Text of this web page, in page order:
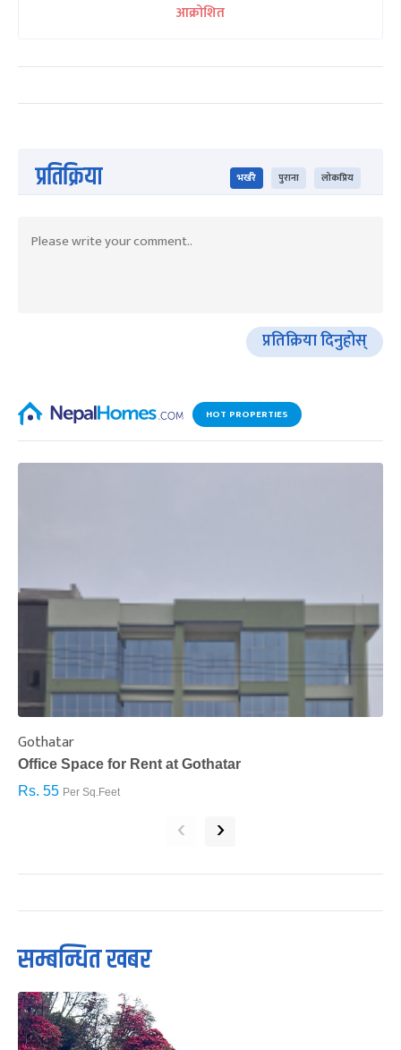
आक्रोशित
प्रतिक्रिया भर्खरै पुराना लोकप्रिय
प्रतिक्रिया दिनुहोस्
HOT PROPERTIES
Gothatar
Office Space for Rent at Gothatar
Rs. 55 Per Sq.Feet
‹ ›
सम्बन्धित खबर